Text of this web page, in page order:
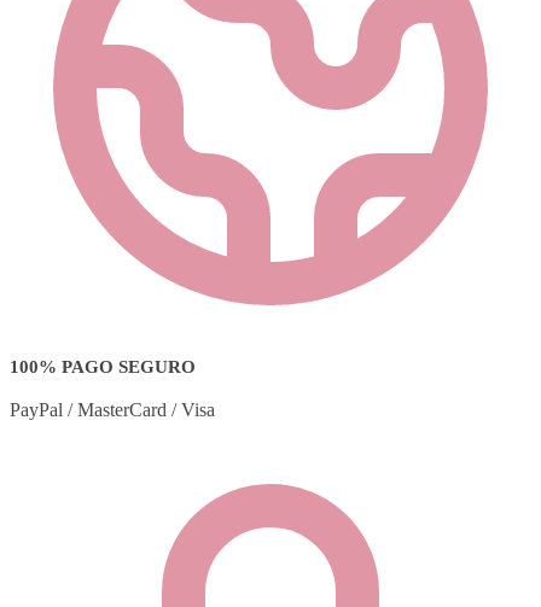
100% PAGO SEGURO
PayPal / MasterCard / Visa